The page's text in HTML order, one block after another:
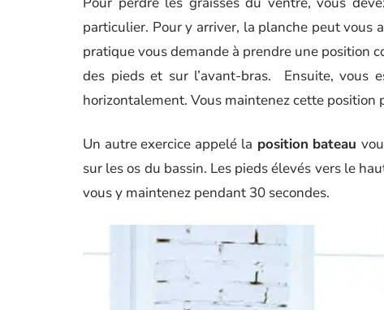
particulier. Pour y arriver, la planche peut vous
pratique vous demande à prendre une position
des pieds et sur l’avant-bras. Ensuite, vous
horizontalement. Vous maintenez cette
Un autre exercice appelé la position bateau
sur les os du bassin. Les pieds élevés vers le
vous y maintenez pendant 30 secondes.